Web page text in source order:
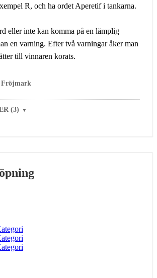
R, och ha ordet Aperetif i tankarna.
eller inte kan komma på en lämplig
en varning. Efter två varningar åker man
till vinnaren korats.
Fröjmark
(3) ▼